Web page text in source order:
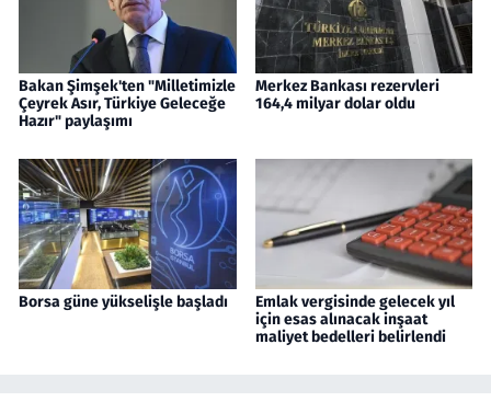
Bakan Şimşek'ten "Milletimizle
Çeyrek Asır, Türkiye Geleceğe
Hazır" paylaşımı
Merkez Bankası rezervleri
164,4 milyar dolar oldu
Borsa güne yükselişle başladı
Emlak vergisinde gelecek yıl
için esas alınacak inşaat
maliyet bedelleri belirlendi